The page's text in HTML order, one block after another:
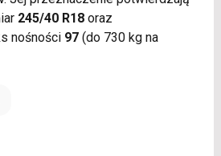
245/40 R18oraz
nośności 97(do 730 kg na